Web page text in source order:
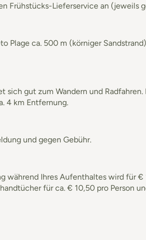
Frühstücks-Lieferservice an (jeweils
Plage ca. 500 m (körniger
sich gut zum Wandern und
4 km Entfernung.
und gegen Gebühr.
während Ihres Aufenthaltes wird für
für ca. € 10,50 pro Person